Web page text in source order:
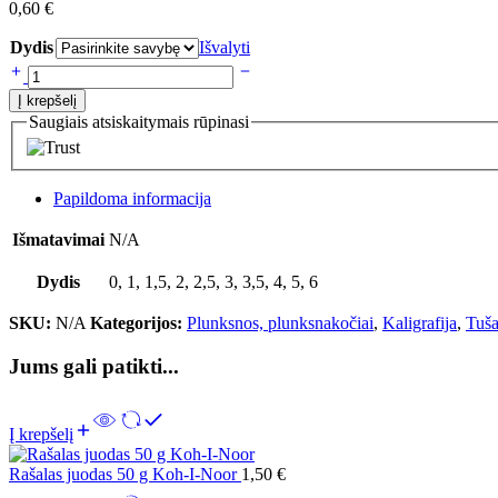
0,60 €
Dydis Išvalyti
Į krepšelį
Saugiais atsiskaitymais rūpinasi
Papildoma informacija
Išmatavimai N/A
Dydis 0, 1, 1,5, 2, 2,5, 3, 3,5, 4, 5, 6
SKU: N/A Kategorijos: Plunksnos, plunksnakočiai, Kaligrafija,
Jums gali patikti...
Į krepšelį
Rašalas juodas 50 g Koh-I-Noor 1,50 €